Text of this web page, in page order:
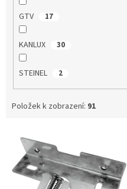
GTV 17
KANLUX 30
STEINEL 2
Položek k zobrazení: 91